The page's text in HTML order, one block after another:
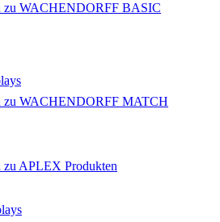
zu WACHENDORFF BASIC
zu WACHENDORFF MATCH
zu APLEX Produkten